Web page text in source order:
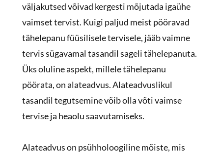
väljakutsed võivad kergesti mõjutada igaühe
vaimset tervist. Kuigi paljud meist pööravad
tähelepanu füüsilisele tervisele, jääb vaimne
tervis sügavamal tasandil sageli tähelepanuta.
Üks oluline aspekt, millele tähelepanu
pöörata, on alateadvus. Alateadvuslikul
tasandil tegutsemine võib olla võti vaimse
tervise ja heaolu saavutamiseks.
Alateadvus on psühholoogiline mõiste, mis